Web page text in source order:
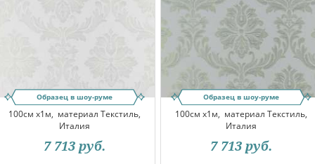
Образец в шоу-руме
100см x1м, материал Текстиль,
Италия
7 713 руб.
Образец в шоу-руме
100см x1м, материал Текстиль,
Италия
7 713 руб.